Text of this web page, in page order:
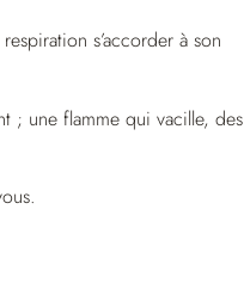
s’accorder à son
; une flamme qui vacille, des